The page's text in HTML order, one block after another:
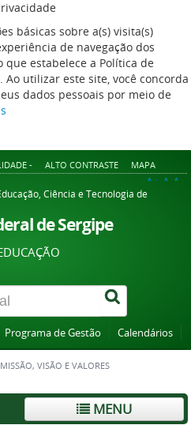
básicas sobre a(s) visita(s)
de navegação dos
estabelece a Política de
Ao utilizar este site, você concorda
dados pessoais por meio de
- ALTO CONTRASTE MAPA
A+ A A-
Ciência e Tecnologia de
de Sergipe
Programa de Gestão Calendários
MISSÃO, VISÃO E VALORES
MENU